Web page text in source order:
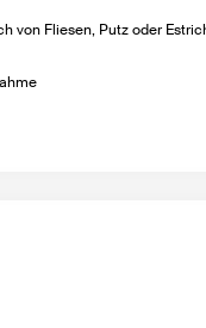
von Fliesen, Putz oder